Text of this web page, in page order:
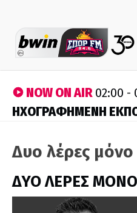
NOW ON AIR02:00 -
ΗΧΟΓΡΑΦΗΜΕΝΗ
Δυο λέρες
ΔΥΟ ΛΕΡΕΣ ΜΟΝΟ